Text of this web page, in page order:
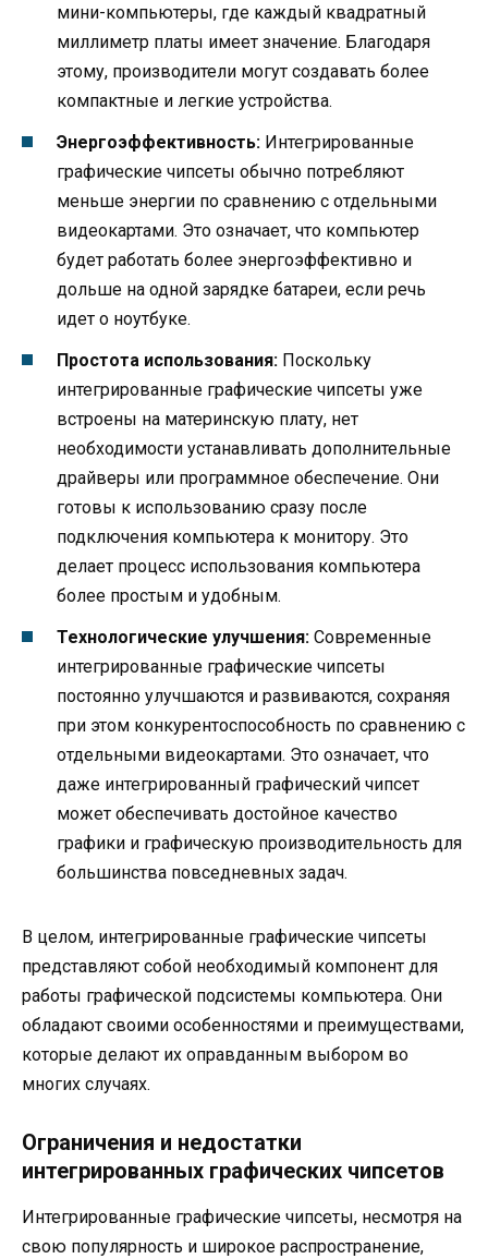
мини-компьютеры, где каждый квадратный
миллиметр платы имеет значение. Благодаря
этому, производители могут создавать более
компактные и легкие устройства.
Энергоэффективность: Интегрированные
графические чипсеты обычно потребляют
меньше энергии по сравнению с отдельными
видеокартами. Это означает, что компьютер
будет работать более энергоэффективно и
дольше на одной зарядке батареи, если речь
идет о ноутбуке.
Простота использования: Поскольку
интегрированные графические чипсеты уже
встроены на материнскую плату, нет
необходимости устанавливать дополнительные
драйверы или программное обеспечение. Они
готовы к использованию сразу после
подключения компьютера к монитору. Это
делает процесс использования компьютера
более простым и удобным.
Технологические улучшения: Современные
интегрированные графические чипсеты
постоянно улучшаются и развиваются, сохраняя
при этом конкурентоспособность по сравнению с
отдельными видеокартами. Это означает, что
даже интегрированный графический чипсет
может обеспечивать достойное качество
графики и графическую производительность для
большинства повседневных задач.
В целом, интегрированные графические чипсеты
представляют собой необходимый компонент для
работы графической подсистемы компьютера. Они
обладают своими особенностями и преимуществами,
которые делают их оправданным выбором во
многих случаях.
Ограничения и недостатки
интегрированных графических чипсетов
Интегрированные графические чипсеты, несмотря на
свою популярность и широкое распространение,